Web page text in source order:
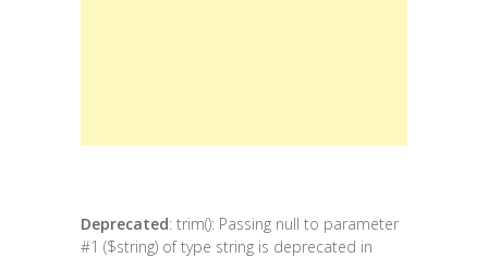
Deprecated: trim(): Passing null to parameter
#1 ($string) of type string is deprecated in